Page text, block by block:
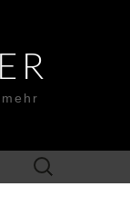
Suchen
nach: